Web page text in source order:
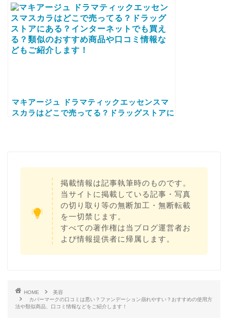
マキアージュ ドラマティックエッセンスマ
スカラはどこで売ってる？ドラッグストアに
掲載情報は記事執筆時のものです。
当サイトに掲載している記事・写真
の切り取り等の無断加工・無断転載
を一切禁じます。
すべての著作権は当ブログ運営者お
よび情報提供者に帰属します。
HOME
美容
カバーマークの口コミは悪い？ファンデーション崩れやすい？おすすめの使用方
法や類似商品、口コミ情報などをご紹介します！